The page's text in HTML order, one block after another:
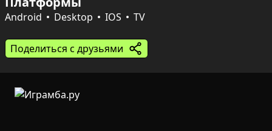
одном поле и заметные тактические развилки.
тренинга логики — каждый уровень требует
продуманного хода и дарит спокойное чувство
Android Desktop IOS TV
Поделиться с друзьями